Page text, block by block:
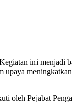
ini menjadi
upaya
oleh Pejabat